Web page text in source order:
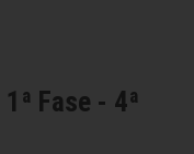
Fase - 4ª